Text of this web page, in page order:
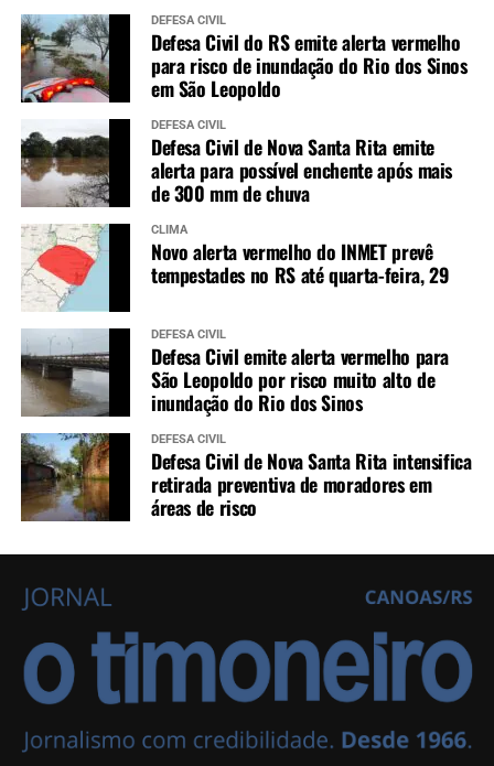
DEFESA CIVIL
Defesa Civil do RS emite alerta vermelho
para risco de inundação do Rio dos Sinos
em São Leopoldo
DEFESA CIVIL
Defesa Civil de Nova Santa Rita emite
alerta para possível enchente após mais
de 300 mm de chuva
CLIMA
Novo alerta vermelho do INMET prevê
tempestades no RS até quarta-feira, 29
DEFESA CIVIL
Defesa Civil emite alerta vermelho para
São Leopoldo por risco muito alto de
inundação do Rio dos Sinos
DEFESA CIVIL
Defesa Civil de Nova Santa Rita intensifica
retirada preventiva de moradores em
áreas de risco